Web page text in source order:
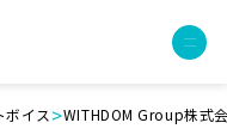
ボイス >WITHDOM Group株式